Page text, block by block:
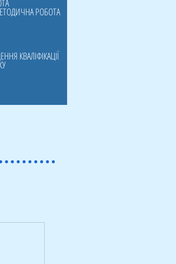
РОБОТА
КВАЛІФІКАЦІЇ